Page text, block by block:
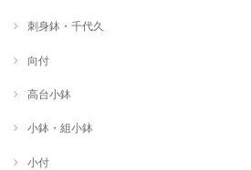
刺身鉢・千代久
向付
高台小鉢
小鉢・組小鉢
小付